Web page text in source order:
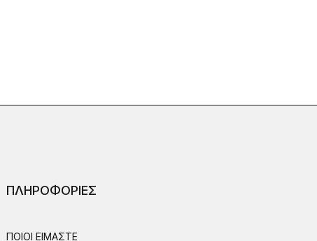
ΠΛΗΡΟΦΟΡΙΕΣ
ΠΟΙΟΙ ΕΙΜΑΣΤΕ